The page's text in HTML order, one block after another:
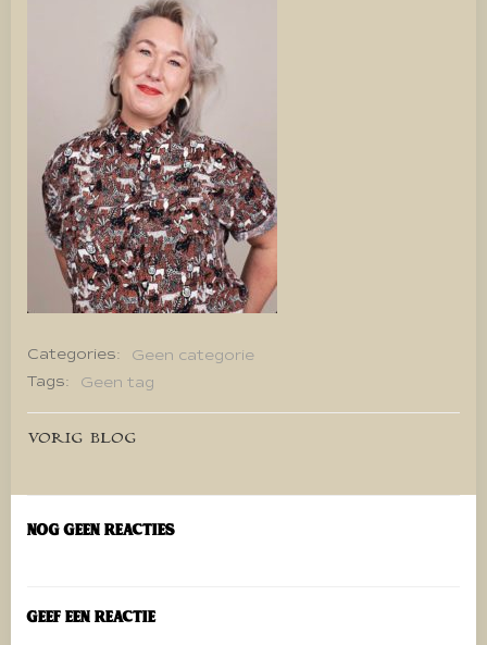
Categories:
Geen categorie
Tags:
Geen tag
Bericht
navigatie
VORIG BLOG
Nog geen reacties
Geef een reactie